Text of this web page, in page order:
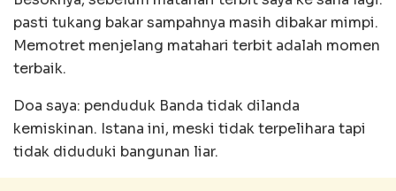
pasti tukang bakar sampahnya masih dibakar mimpi.
Memotret menjelang matahari terbit adalah momen
terbaik.
Doa saya: penduduk Banda tidak dilanda
kemiskinan. Istana ini, meski tidak terpelihara tapi
tidak diduduki bangunan liar.